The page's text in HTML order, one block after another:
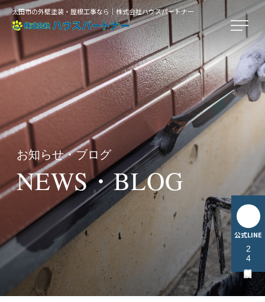
太田市の外壁塗装・屋根工事なら｜株式会社ハウスパートナー
公式LINE
24時間無料相談受付中
お知らせ・ブログ
NEWS・BLOG